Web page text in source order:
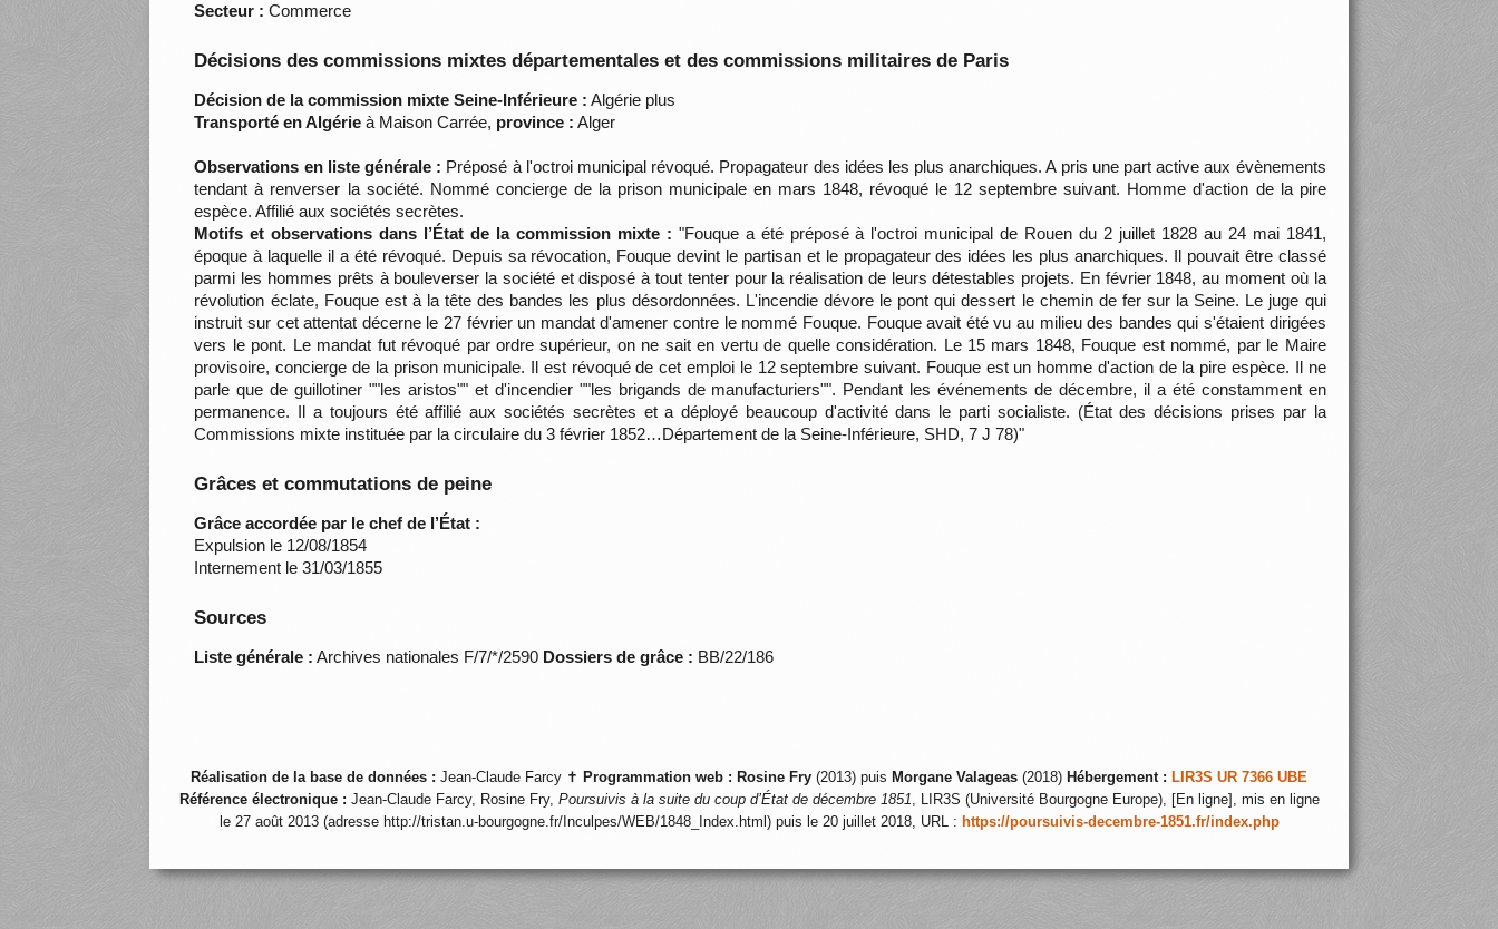
Secteur : Commerce
Décisions des commissions mixtes départementales et des commissions militaires de Paris
Décision de la commission mixte Seine-Inférieure : Algérie plus
Transporté en Algérie à Maison Carrée, province : Alger
Observations en liste générale : Préposé à l'octroi municipal révoqué. Propagateur des idées les plus anarchiques. A pris une part active aux évènements
tendant à renverser la société. Nommé concierge de la prison municipale en mars 1848, révoqué le 12 septembre suivant. Homme d'action de la pire
espèce. Affilié aux sociétés secrètes.
Motifs et observations dans l’État de la commission mixte : "Fouque a été préposé à l'octroi municipal de Rouen du 2 juillet 1828 au 24 mai 1841,
époque à laquelle il a été révoqué. Depuis sa révocation, Fouque devint le partisan et le propagateur des idées les plus anarchiques. Il pouvait être classé
parmi les hommes prêts à bouleverser la société et disposé à tout tenter pour la réalisation de leurs détestables projets. En février 1848, au moment où la
révolution éclate, Fouque est à la tête des bandes les plus désordonnées. L'incendie dévore le pont qui dessert le chemin de fer sur la Seine. Le juge qui
instruit sur cet attentat décerne le 27 février un mandat d'amener contre le nommé Fouque. Fouque avait été vu au milieu des bandes qui s'étaient dirigées
vers le pont. Le mandat fut révoqué par ordre supérieur, on ne sait en vertu de quelle considération. Le 15 mars 1848, Fouque est nommé, par le Maire
provisoire, concierge de la prison municipale. Il est révoqué de cet emploi le 12 septembre suivant. Fouque est un homme d'action de la pire espèce. Il ne
parle que de guillotiner ""les aristos"" et d'incendier ""les brigands de manufacturiers"". Pendant les événements de décembre, il a été constamment en
permanence. Il a toujours été affilié aux sociétés secrètes et a déployé beaucoup d'activité dans le parti socialiste. (État des décisions prises par la
Commissions mixte instituée par la circulaire du 3 février 1852…Département de la Seine-Inférieure, SHD, 7 J 78)"
Grâces et commutations de peine
Grâce accordée par le chef de l’État :
Expulsion le 12/08/1854
Internement le 31/03/1855
Sources
Liste générale : Archives nationales F/7/*/2590 Dossiers de grâce : BB/22/186
Réalisation de la base de données : Jean-Claude Farcy ✝ Programmation web : Rosine Fry (2013) puis Morgane Valageas (2018) Hébergement : LIR3S UR 7366 UBE
Référence électronique : Jean-Claude Farcy, Rosine Fry, Poursuivis à la suite du coup d’État de décembre 1851 , LIR3S (Université Bourgogne Europe), [En ligne], mis en ligne
le 27 août 2013 (adresse http://tristan.u-bourgogne.fr/Inculpes/WEB/1848_Index.html) puis le 20 juillet 2018, URL : https://poursuivis-decembre-1851.fr/index.php